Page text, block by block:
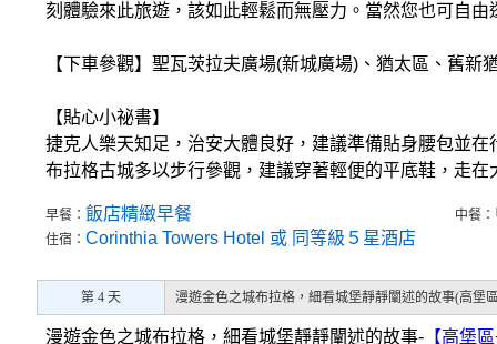
刻體驗來此旅遊，該如此輕鬆而無壓力。當然您也可自
【下車參觀】聖瓦茨拉夫廣場(新城廣場)、猶太區、舊
【貼心小祕書】
捷克人樂天知足，治安大體良好，建議準備貼身腰包並
布拉格古城多以步行參觀，建議穿著輕便的平底鞋，走
早餐： 飯店精緻早餐 中餐：
住宿： Corinthia Towers Hotel 或 同等級５星酒店
第 4 天 漫遊金色之城布拉格，細看城堡靜靜闡述的故事(高堡
漫遊金色之城布拉格，細看城堡靜靜闡述的故事- 【高堡